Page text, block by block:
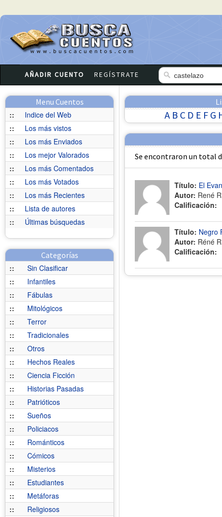
AÑADIR CUENTO REGÍSTRATE
Menu Cuentos
::
Indice del Web
::
Los más vistos
::
Los más Enviados
::
Los mejor Valorados
::
Los más Comentados
::
Los más Votados
::
Los más Recientes
::
Lista de autores
::
Últimas búsquedas
Categorías
::
Sin Clasificar
::
Infantiles
::
Fábulas
::
Mitológicos
::
Terror
::
Tradicionales
::
Otros
::
Hechos Reales
::
Ciencia Ficción
::
Historias Pasadas
::
Patrióticos
::
Sueños
::
Policiacos
::
Románticos
::
Cómicos
::
Misterios
::
Estudiantes
::
Metáforas
::
Religiosos
A B C D E F G
Se encontraron un total
Título: El
Autor: René
Calificación:
Título: Negro
Autor: Réné
Calificación: